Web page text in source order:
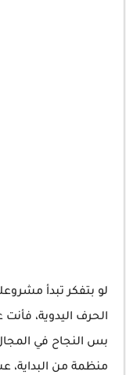
لو بتفكر تبدأ
الحرف اليدوية،
بس النجاح في
منظمة من البداية،